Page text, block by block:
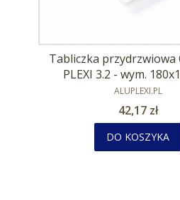
Tabliczka przydrzwiowa
PLEXI 3.2 - wym.
PRODUCENT
ALUPLEXI.PL
Cena
42,17 zł
DO KOSZYKA